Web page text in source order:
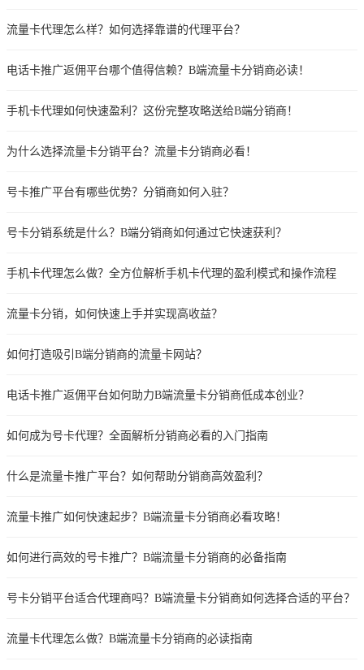
流量卡代理怎么样？如何选择靠谱的代理平台？
电话卡推广返佣平台哪个值得信赖？B端流量卡分销商必读！
手机卡代理如何快速盈利？这份完整攻略送给B端分销商！
为什么选择流量卡分销平台？流量卡分销商必看！
号卡推广平台有哪些优势？分销商如何入驻？
号卡分销系统是什么？B端分销商如何通过它快速获利？
手机卡代理怎么做？全方位解析手机卡代理的盈利模式和操作流程
流量卡分销，如何快速上手并实现高收益？
如何打造吸引B端分销商的流量卡网站？
电话卡推广返佣平台如何助力B端流量卡分销商低成本创业？
如何成为号卡代理？全面解析分销商必看的入门指南
什么是流量卡推广平台？如何帮助分销商高效盈利？
流量卡推广如何快速起步？B端流量卡分销商必看攻略！
如何进行高效的号卡推广？B端流量卡分销商的必备指南
号卡分销平台适合代理商吗？B端流量卡分销商如何选择合适的平台？
流量卡代理怎么做？B端流量卡分销商的必读指南